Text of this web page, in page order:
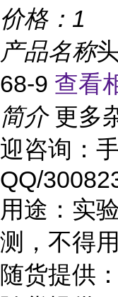
价格： 1
产品名称
68-9 查看
简介 更多
迎咨询：
QQ/
用途：实
测，不得
随货提供